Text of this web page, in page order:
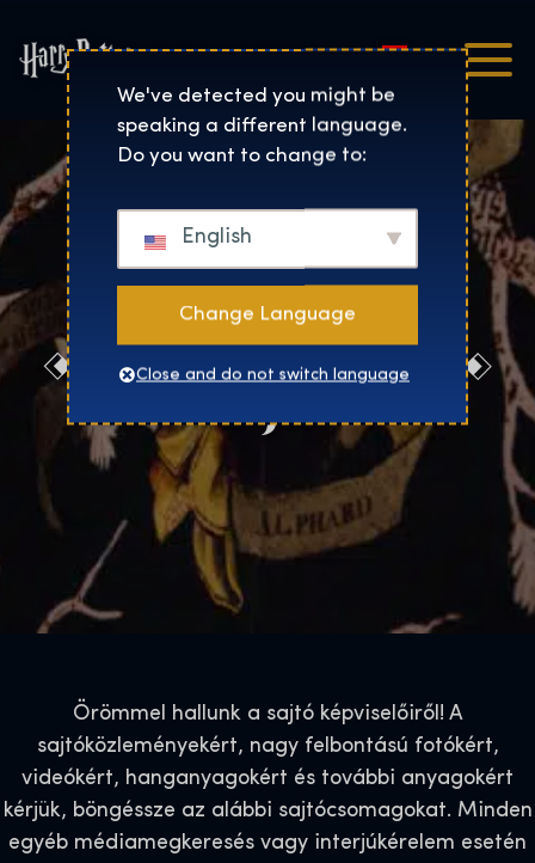
Harry Potter™: The
Magyar
Sajtó
Örömmel hallunk a sajtó képviselőiről! A
sajtóközleményekért, nagy felbontású fotókért,
videókért, hanganyagokért és további anyagokért
kérjük, böngéssze az alábbi sajtócsomagokat. Minden
egyéb médiamegkeresés vagy interjúkérelem esetén
We've detected you might be
speaking a different language.
Do you want to change to:
English
Change Language
Close and do not switch language